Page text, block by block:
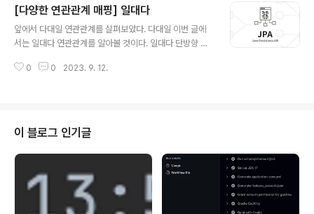
일대일 - 주 테이블에 외래키 단방향 Member를 주 테이
블로 설정했기 때문에 Member에 외래키를 놓았다. Loc
ker 테이블을 주 테이블로 정할 수도 있다. 그때는 Locke
일 단방향 매핑과 유사하며, 어노테이션 차이만 있다. 아래
[다양한 연관관계 매핑] 일대다
앞에서 다대일 연관관계를 살펴보았다. 다대일 이번 글에
서는 일대다 연관관계를 알아볼 것이다. 일대다 단방향 일
의 주인인 Team이 members로 외래키를 관리한다. 테
을 바꿨을 때 TEAM_ID가 업데이트 된다. 아래 코드를 통
해 일대다 관계를 설정할 수 있다. 이때 @JoinColumn을
꼭 사용해야 한다. 사용하지 않으면, Member_Team 조
인 테이블이 추가로 생기므로 비효율적이다. //Team.jav
a @OneToMany @JoinColumn(name = "TEAM_
0 0 2023. 9. 12.
이 블로그 인기글